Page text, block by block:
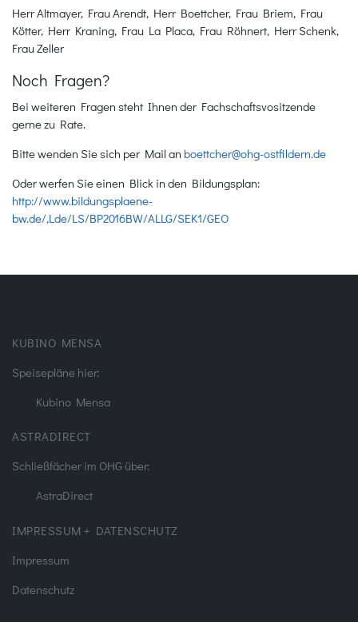
Herr Altmayer, Frau Arendt, Herr Boettcher, Frau Briem, Frau
Kötter, Herr Kraning, Frau La Placa, Frau Röhnert, Herr Schenk,
Frau Zeller
Noch Fragen?
Bei weiteren Fragen steht Ihnen der Fachschaftsvositzende
gerne zu Rate.
Bitte wenden Sie sich per Mail an boettcher@ohg-ostfildern.de
Oder werfen Sie einen Blick in den Bildungsplan:
http://www.bildungsplaene-
bw.de/,Lde/LS/BP2016BW/ALLG/SEK1/GEO
KUBINO MENSA
Speisepläne hier:
Kubino Mensa
ASTRADIRECT
Schließfächer im OHG über:
AstraDirect
IMPRESSUM + DATENSCHUTZ
Impressum
Datenschutz